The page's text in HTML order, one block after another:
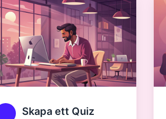
Skapa ett Quiz